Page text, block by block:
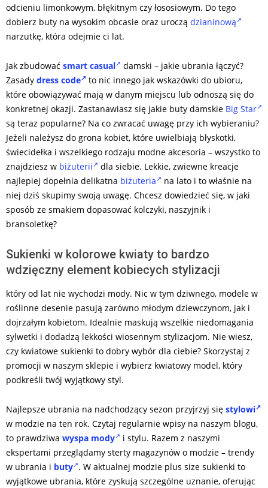
odcieniu limonkowym, błękitnym czy łososiowym. Do tego
dobierz buty na wysokim obcasie oraz uroczą dzianinową
narzutkę, która odejmie ci lat.
Jak zbudować smart casual
damski – jakie ubrania łączyć?
Zasady dress code
to nic innego jak wskazówki do ubioru,
które obowiązywać mają w danym miejscu lub odnoszą się do
konkretnej okazji. Zastanawiasz się jakie buty damskie Big Star
są teraz popularne? Na co zwracać uwagę przy ich wybieraniu?
Jeżeli należysz do grona kobiet, które uwielbiają błyskotki,
świecidełka i wszelkiego rodzaju modne akcesoria – wszystko to
znajdziesz w biżuterii
dla siebie. Lekkie, zwiewne kreacje
najlepiej dopełnia delikatna biżuteria
na lato i to właśnie na
niej dziś skupimy swoją uwagę. Chcesz dowiedzieć się, w jaki
sposób ze smakiem dopasować kolczyki, naszyjnik i
bransoletkę?
Sukienki w kolorowe kwiaty to bardzo
wdzięczny element kobiecych stylizacji
który od lat nie wychodzi mody. Nic w tym dziwnego, modele w
roślinne desenie pasują zarówno młodym dziewczynom, jak i
dojrzałym kobietom. Idealnie maskują wszelkie niedomagania
sylwetki i dodadzą lekkości wiosennym stylizacjom. Nie wiesz,
czy kwiatowe sukienki to dobry wybór dla ciebie? Skorzystaj z
promocji w naszym sklepie i wybierz kwiatowy model, który
podkreśli twój wyjątkowy styl.
Najlepsze ubrania na nadchodzący sezon przyjrzyj się stylowi
w modzie na ten rok. Czytaj regularnie wpisy na naszym blogu,
to prawdziwa wyspa mody
i stylu. Razem z naszymi
ekspertami przeglądamy sterty magazynów o modzie – trendy
w ubrania i buty . W aktualnej modzie plus size sukienki to
wyjątkowe ubrania, które zyskują szczególne uznanie, oferując